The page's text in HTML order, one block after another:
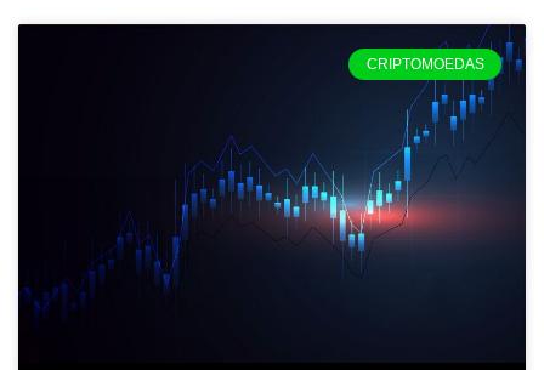
CRIPTOMOEDAS